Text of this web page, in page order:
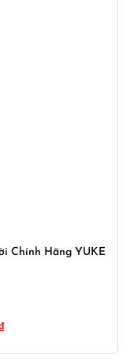
Chính Hãng YUKE
Giá